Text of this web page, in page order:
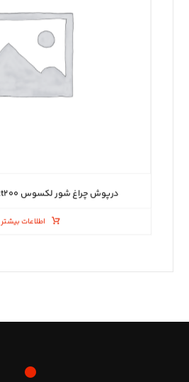
درپوش چراغ شور لکسوس ct۲۰۰ ( سی تی ۲۰۰ )
اطلاعات بیشتر